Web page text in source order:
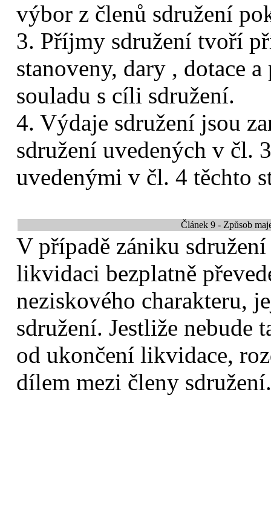
výbor z členů sdružení
3. Příjmy sdružení tvoří
stanoveny, dary , dotace
souladu s cíli sdružení.
4. Výdaje sdružení jsou
sdružení uvedených v čl.
uvedenými v čl. 4 těchto
Článek 9 - Způsob
V případě zániku
likvidaci bezplatně
neziskového charakteru,
sdružení. Jestliže nebude
od ukončení likvidace,
dílem mezi členy sdružení.